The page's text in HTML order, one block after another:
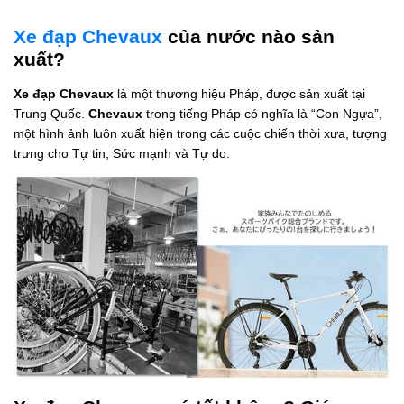
Xe đạp Chevaux của nước nào sản
xuất?
Xe đạp Chevaux là một thương hiệu Pháp, được sản xuất tại
Trung Quốc. Chevaux trong tiếng Pháp có nghĩa là “Con Ngựa”,
một hình ảnh luôn xuất hiện trong các cuộc chiến thời xưa, tượng
trưng cho Tự tin, Sức mạnh và Tự do.